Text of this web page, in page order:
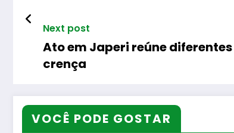
Next post
Ato em Japeri reúne
crença
VOCÊ PODE GOSTAR